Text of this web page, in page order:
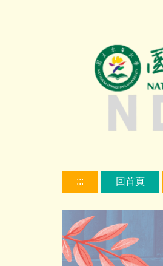
::: 回首頁